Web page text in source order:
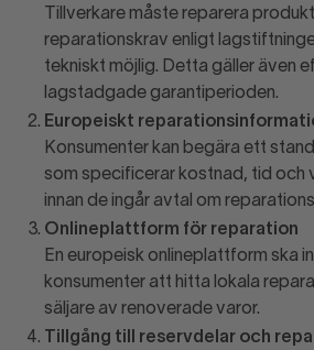
Tillverkare måste reparera
reparationskrav enligt
tekniskt möjlig. Detta gäller även
lagstadgade garantiperioden.
Europeiskt
Konsumenter kan begära ett
som specificerar kostnad, tid och
innan de ingår avtal om
Onlineplattform för reparation
En europeisk onlineplattform ska
konsumenter att hitta lokala
säljare av renoverade varor.
Tillgång till reservdelar och